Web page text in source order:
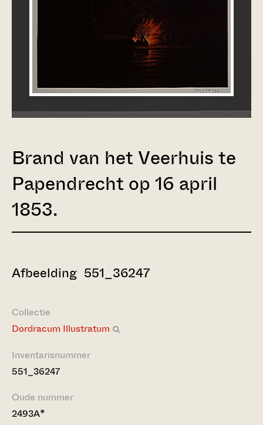
Brand van het Veerhuis te
Papendrecht op 16 april
1853.
Afbeelding 551_36247
Collectie
Dordracum Illustratum
Inventarisnummer
551_36247
Oude nummer
2493A*